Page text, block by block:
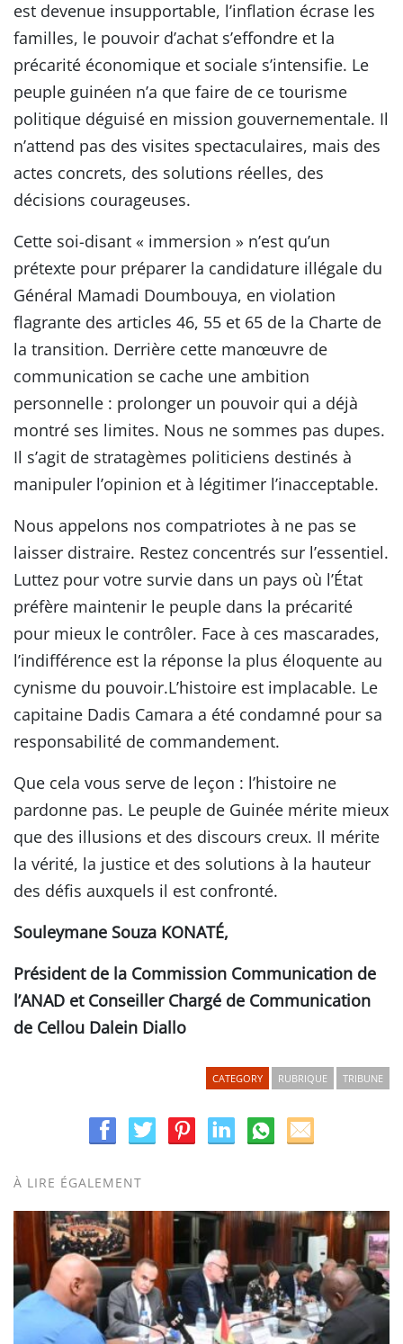
est devenue insupportable, l’inflation écrase les
familles, le pouvoir d’achat s’effondre et la
précarité économique et sociale s’intensifie. Le
peuple guinéen n’a que faire de ce tourisme
politique déguisé en mission gouvernementale. Il
n’attend pas des visites spectaculaires, mais des
actes concrets, des solutions réelles, des
décisions courageuses.
Cette soi-disant « immersion » n’est qu’un
prétexte pour préparer la candidature illégale du
Général Mamadi Doumbouya, en violation
flagrante des articles 46, 55 et 65 de la Charte de
la transition. Derrière cette manœuvre de
communication se cache une ambition
personnelle : prolonger un pouvoir qui a déjà
montré ses limites. Nous ne sommes pas dupes.
Il s’agit de stratagèmes politiciens destinés à
manipuler l’opinion et à légitimer l’inacceptable.
Nous appelons nos compatriotes à ne pas se
laisser distraire. Restez concentrés sur l’essentiel.
Luttez pour votre survie dans un pays où l’État
préfère maintenir le peuple dans la précarité
pour mieux le contrôler. Face à ces mascarades,
l’indifférence est la réponse la plus éloquente au
cynisme du pouvoir.L’histoire est implacable. Le
capitaine Dadis Camara a été condamné pour sa
responsabilité de commandement.
Que cela vous serve de leçon : l’histoire ne
pardonne pas. Le peuple de Guinée mérite mieux
que des illusions et des discours creux. Il mérite
la vérité, la justice et des solutions à la hauteur
des défis auxquels il est confronté.
Souleymane Souza KONATÉ,
Président de la Commission Communication de
l’ANAD et Conseiller Chargé de Communication
de Cellou Dalein Diallo
CATEGORY RUBRIQUE TRIBUNE
À LIRE ÉGALEMENT